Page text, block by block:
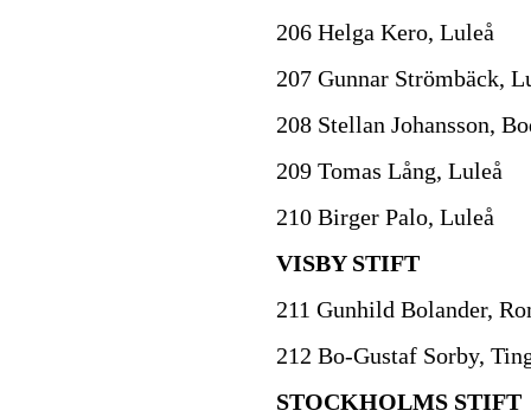
206 Helga Kero, Luleå
207 Gunnar Strömbäck,
208 Stellan Johansson,
209 Tomas Lång, Luleå
210 Birger Palo, Luleå
VISBY STIFT
211 Gunhild Bolander,
212 Bo-Gustaf Sorby,
STOCKHOLMS STIFT